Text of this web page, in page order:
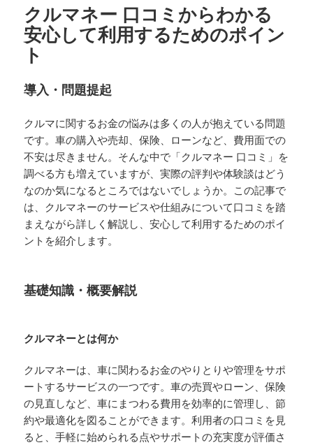
クルマネー 口コミからわかる
安心して利用するためのポイン
ト
導入・問題提起
クルマに関するお金の悩みは多くの人が抱えている問題
です。車の購入や売却、保険、ローンなど、費用面での
不安は尽きません。そんな中で「クルマネー 口コミ」を
調べる方も増えていますが、実際の評判や体験談はどう
なのか気になるところではないでしょうか。この記事で
は、クルマネーのサービスや仕組みについて口コミを踏
まえながら詳しく解説し、安心して利用するためのポイ
ントを紹介します。
基礎知識・概要解説
クルマネーとは何か
クルマネーは、車に関わるお金のやりとりや管理をサポ
ートするサービスの一つです。車の売買やローン、保険
の見直しなど、車にまつわる費用を効率的に管理し、節
約や最適化を図ることができます。利用者の口コミを見
ると、手軽に始められる点やサポートの充実度が評価さ